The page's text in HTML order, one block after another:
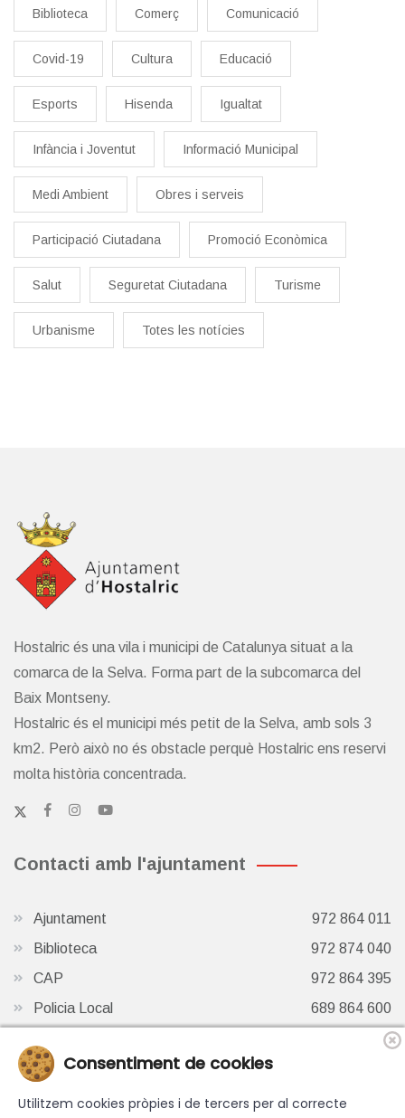
Biblioteca Comerç Comunicació
Covid-19 Cultura Educació
Esports Hisenda Igualtat
Infància i Joventut Informació Municipal
Medi Ambient Obres i serveis
Participació Ciutadana Promoció Econòmica
Salut Seguretat Ciutadana Turisme
Urbanisme Totes les notícies
Hostalric és una vila i municipi de Catalunya situat a la
comarca de la Selva. Forma part de la subcomarca del
Baix Montseny.
Hostalric és el municipi més petit de la Selva, amb sols 3
km2. Però això no és obstacle perquè Hostalric ens reservi
molta història concentrada.
Contacti amb l'ajuntament
Ajuntament
972 864 011
Biblioteca
972 874 040
CAP
972 864 395
Policia Local
689 864 600
972 87 41 65
Consentiment de cookies
Utilitzem cookies pròpies i de tercers per al correcte